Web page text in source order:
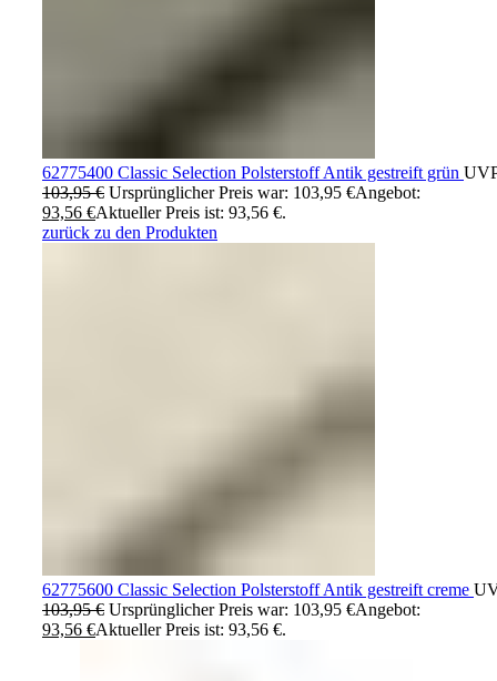
62775400 Classic Selection Polsterstoff Antik gestreift grün
103,95€ Ursprünglicher Preis war: 103,95 €Angebot:
93,56 €Aktueller Preis ist: 93,56 €.
zurück zu den Produkten
62775600 Classic Selection Polsterstoff Antik gestreift creme
103,95€ Ursprünglicher Preis war: 103,95 €Angebot:
93,56 €Aktueller Preis ist: 93,56 €.